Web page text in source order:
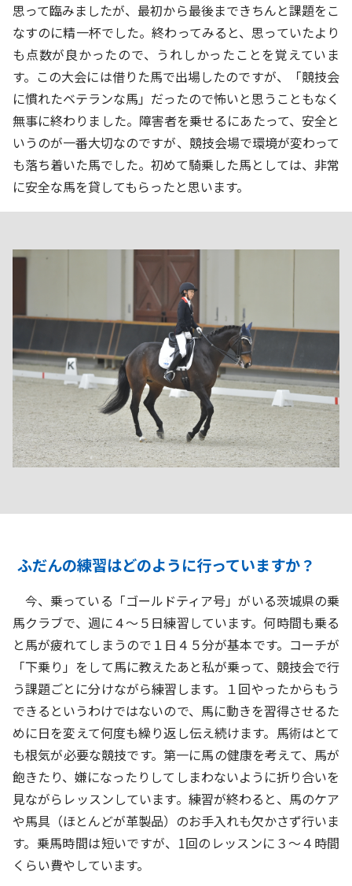
思って臨みましたが、最初から最後まできちんと課題をこ
なすのに精一杯でした。終わってみると、思っていたより
も点数が良かったので、うれしかったことを覚えていま
す。この大会には借りた馬で出場したのですが、「競技会
に慣れたベテランな馬」だったので怖いと思うこともなく
無事に終わりました。障害者を乗せるにあたって、安全と
いうのが一番大切なのですが、競技会場で環境が変わって
も落ち着いた馬でした。初めて騎乗した馬としては、非常
に安全な馬を貸してもらったと思います。
ふだんの練習はどのように行っていますか？
今、乗っている「ゴールドティア号」がいる茨城県の乗
馬クラブで、週に４～５日練習しています。何時間も乗る
と馬が疲れてしまうので１日４５分が基本です。コーチが
「下乗り」をして馬に教えたあと私が乗って、競技会で行
う課題ごとに分けながら練習します。１回やったからもう
できるというわけではないので、馬に動きを習得させるた
めに日を変えて何度も繰り返し伝え続けます。馬術はとて
も根気が必要な競技です。第一に馬の健康を考えて、馬が
飽きたり、嫌になったりしてしまわないように折り合いを
見ながらレッスンしています。練習が終わると、馬のケア
や馬具（ほとんどが革製品）のお手入れも欠かさず行いま
す。乗馬時間は短いですが、1回のレッスンに３～４時間
くらい費やしています。